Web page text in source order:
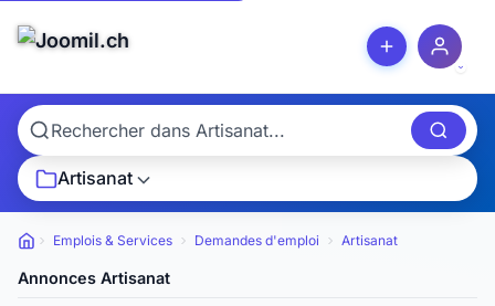
Artisanat
Petites annonces
Emplois & Services Demandes d'emploi Artisanat
Annonces Artisanat